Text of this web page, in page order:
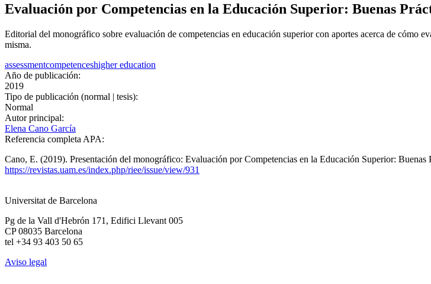
Evaluación por Competencias en la Educación Superior: Buenas
Editorial del monográfico sobre evaluación de competencias en educación superior con aportes acerca de cómo
misma.
assessmentcompetenceshigher education
Año de publicación:
2019
Tipo de publicación (normal | tesis):
Normal
Autor principal:
Elena Cano García
Referencia completa APA:
Cano, E. (2019). Presentación del monográfico: Evaluación por Competencias en la Educación Superior:
https://revistas.uam.es/index.php/riee/issue/view/931
Universitat de Barcelona
Pg de la Vall d'Hebrón 171, Edifici Llevant 005
CP 08035 Barcelona
tel +34 93 403 50 65
Aviso legal